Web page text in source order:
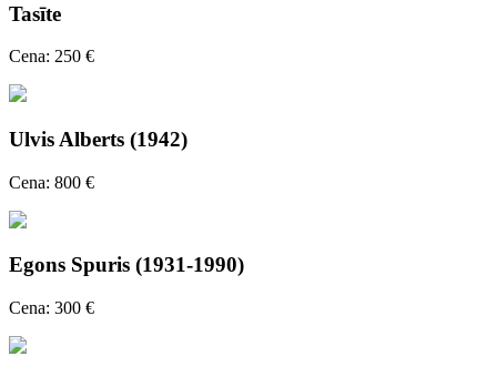
Tasīte
Cena: 250 €
Ulvis Alberts (1942)
Cena: 800 €
Egons Spuris (1931-1990)
Cena: 300 €